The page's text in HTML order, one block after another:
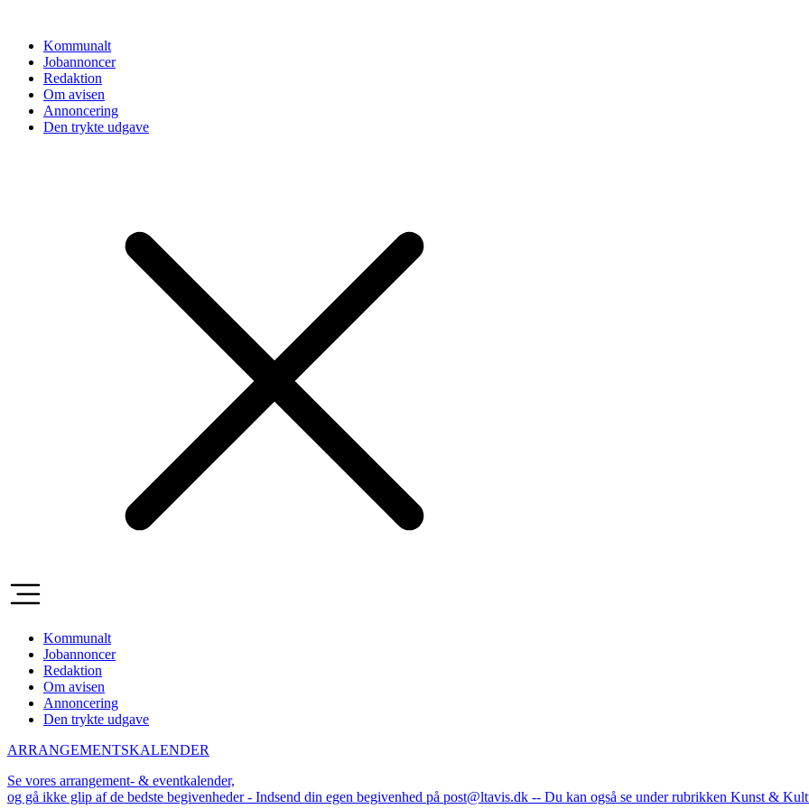
indholdKommunalt
Jobannoncer
Redaktion
Om avisen
Annoncering
Den trykte udgave
Kommunalt
Jobannoncer
Redaktion
Om avisen
Annoncering
Den trykte udgave
ARRANGEMENTSKALENDER
Se vores arrangement- & eventkalender,
og gå ikke glip af de bedste begivenheder - Indsend din egen begivenhed på post@ltavis.dk -- Du kan også se under rubrikken Kunst &